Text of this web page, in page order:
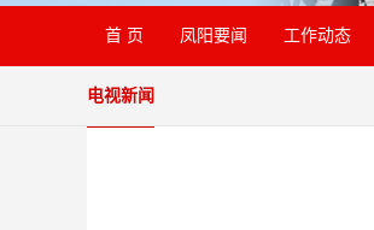
首 页 凤阳要闻 工作动态
电视新闻